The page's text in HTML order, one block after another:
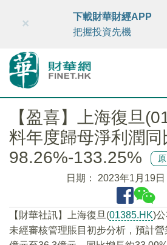
財華智庫網 FINTV
×
下載財華財經APP
把握投資先機
【盈喜】上海復旦
料年度歸母淨利潤同
98.26%-133.25%
日期： 2023年1月19
【財華社訊】上海復旦(01385.HK)
未經審核管理賬目初步分析，預計